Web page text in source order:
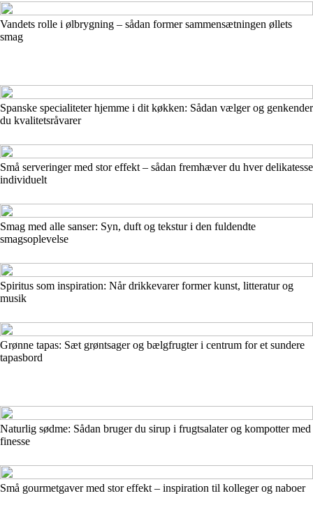
Vandets rolle i ølbrygning – sådan former sammensætningen øllets
smag
Spanske specialiteter hjemme i dit køkken: Sådan vælger og genkender
du kvalitetsråvarer
Små serveringer med stor effekt – sådan fremhæver du hver delikatesse
individuelt
Smag med alle sanser: Syn, duft og tekstur i den fuldendte
smagsoplevelse
Spiritus som inspiration: Når drikkevarer former kunst, litteratur og
musik
Grønne tapas: Sæt grøntsager og bælgfrugter i centrum for et sundere
tapasbord
Naturlig sødme: Sådan bruger du sirup i frugtsalater og kompotter med
finesse
Små gourmetgaver med stor effekt – inspiration til kolleger og naboer